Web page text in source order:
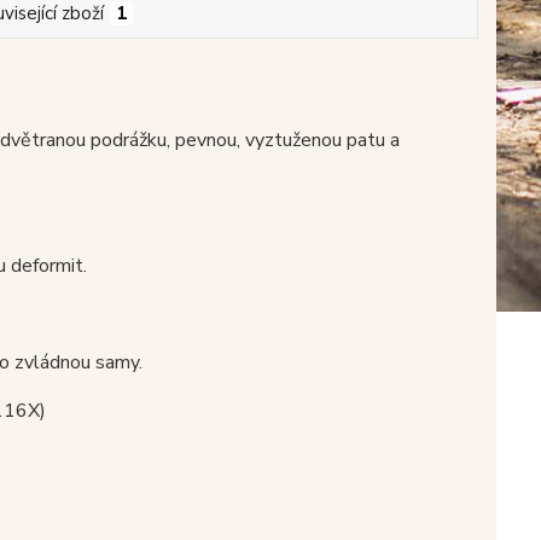
zboží 1
podrážku, pevnou, vyztuženou patu a
deformit.
zvládnou samy.